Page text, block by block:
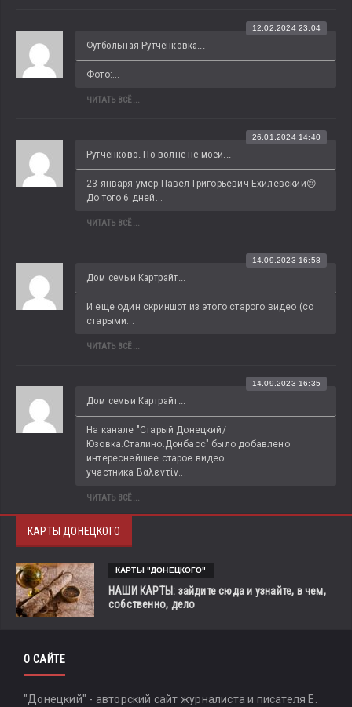
Футбольная Рутченковка...
12.02.2024 23:04
Фото:...
ЧИТАТЬ ВСЁ...
Рутченково. По волне не моей...
26.01.2024 14:40
23 января умер Павел Григорьевич Ехилевский😢
До того 6 дней...
ЧИТАТЬ ВСЁ...
Дом семьи Картрайт...
14.09.2023 16:58
И еще один скриншот из этого старого видео (со
старыми...
ЧИТАТЬ ВСЁ...
Дом семьи Картрайт...
14.09.2023 16:35
На канале "Старый Донецкий/
Юзовка.Сталино.Донбасс" было добавлено
интереснейшее старое видео
участника Βαλεντίν...
ЧИТАТЬ ВСЁ...
КАРТЫ ДОНЕЦКОГО
КАРТЫ "ДОНЕЦКОГО"
НАШИ КАРТЫ: зайдите сюда и узнайте, в чем,
собственно, дело
О САЙТЕ
"Донецкий" - авторский сайт журналиста и писателя Е.